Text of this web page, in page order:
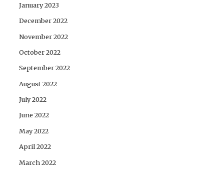
January 2023
December 2022
November 2022
October 2022
September 2022
August 2022
July 2022
June 2022
May 2022
April 2022
March 2022